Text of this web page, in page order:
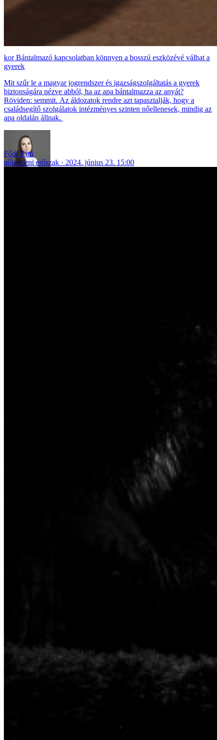
Bántalmazó kapcsolatban könnyen a bosszú eszközévé válhat a
gyerek
Mit szűr le a magyar jogrendszer és igazságszolgáltatás a gyerek
biztonságára nézve abból, ha az apa bántalmazza az anyát?
Röviden: semmit. Az áldozatok rendre azt tapasztalják, hogy a
családsegítő szolgálatok intézményes szinten nőellenesek, mindig az
apa oldalán állnak.
Fődi Kitti
nők elleni erőszak
2024. június 23. 15:00